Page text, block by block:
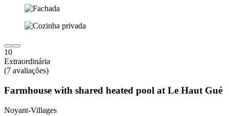
10
Extraordinária
(7 avaliações)
Farmhouse with shared heated pool at Le Haut Gué
Noyant-Villages